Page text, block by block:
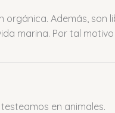
Además, son
marina. Por tal
en animales.